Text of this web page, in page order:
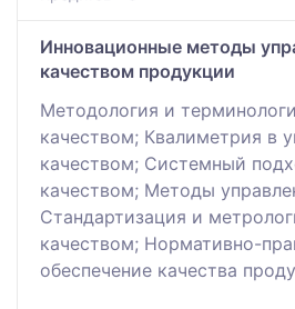
Инновационные методы
качеством продукции
Методология и
качеством; Квалиметрия в
качеством; Системный
качеством; Методы
Стандартизация и
качеством; Нормативно-
обеспечение качества